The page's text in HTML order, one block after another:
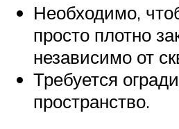
Необходимо,
просто плотно
независимо от
Требуется
пространство.